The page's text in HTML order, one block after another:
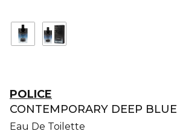
POLICE
CONTEMPORARY DEEP BLUE
Eau De Toilette